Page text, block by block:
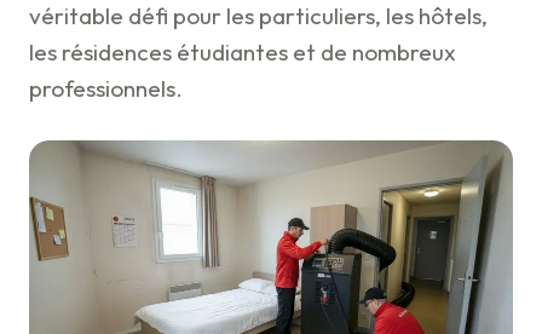
véritable défi pour les particuliers, les hôtels,
les résidences étudiantes et de nombreux
professionnels.